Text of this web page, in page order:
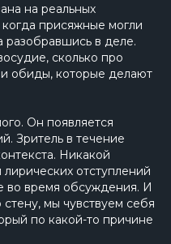
на реальных
присяжные могли
разобравшись в деле.
сколько про
и обиды, которые делают
Он появляется
Зритель в течение
Никакой
отступлений
во время обсуждения. И
мы чувствуем себя
по какой-то причине